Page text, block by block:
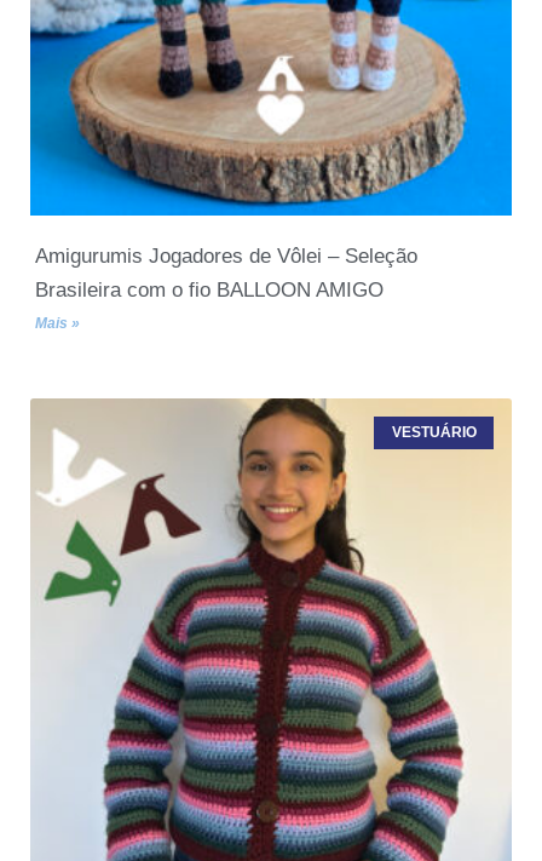
Amigurumis Jogadores de Vôlei – Seleção
Brasileira com o fio BALLOON AMIGO
Mais »
VESTUÁRIO